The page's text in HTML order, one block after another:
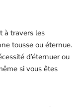
à travers les
tousse ou éternue.
d’éternuer ou
si vous êtes